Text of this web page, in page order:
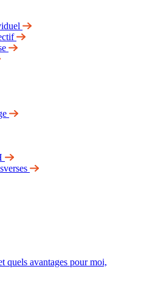
quels avantages pour moi,